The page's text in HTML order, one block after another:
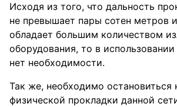
Исходя из того, что дальность
не превышает пары сотен метров
обладает большим количеством
оборудования, то в
нет необходимости.
Так же, необходимо остановиться
физической прокладки данной